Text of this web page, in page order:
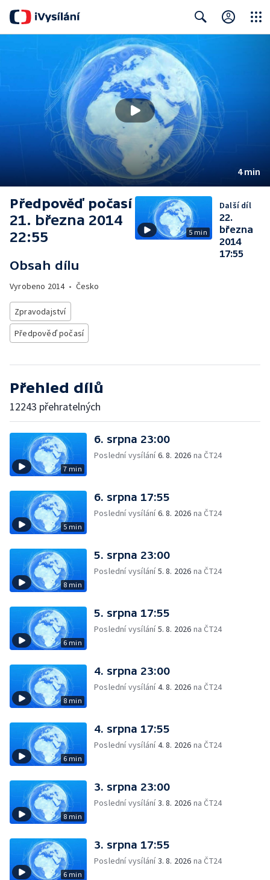
4 min
Předpověď počasí
21. března 2014
22:55
Obsah dílu
Vyrobeno 2014• Česko
Zpravodajství
Předpověď počasí
5 min
Další díl
22.
března
2014
17:55
Přehled dílů
12243 přehratelných
7 min
6. srpna 23:00
Poslední vysílání6. 8. 2026 na ČT24
5 min
6. srpna 17:55
Poslední vysílání6. 8. 2026 na ČT24
8 min
5. srpna 23:00
Poslední vysílání5. 8. 2026 na ČT24
6 min
5. srpna 17:55
Poslední vysílání5. 8. 2026 na ČT24
8 min
4. srpna 23:00
Poslední vysílání4. 8. 2026 na ČT24
6 min
4. srpna 17:55
Poslední vysílání4. 8. 2026 na ČT24
8 min
3. srpna 23:00
Poslední vysílání3. 8. 2026 na ČT24
6 min
3. srpna 17:55
Poslední vysílání3. 8. 2026 na ČT24